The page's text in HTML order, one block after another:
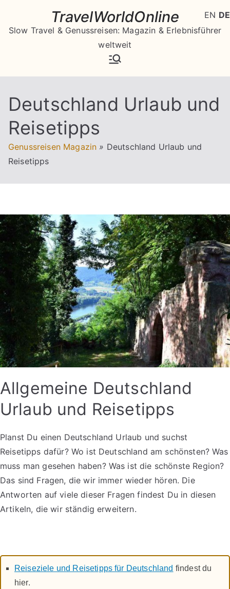
springen
TravelWorldOnline
Slow Travel & Genussreisen: Magazin & Erlebnisführer
weltweit
Deutschland Urlaub und
Reisetipps
Genussreisen Magazin » Deutschland Urlaub und
Reisetipps
Allgemeine Deutschland
Urlaub und Reisetipps
Planst Du einen Deutschland Urlaub und suchst
Reisetipps dafür? Wo ist Deutschland am schönsten? Was
muss man gesehen haben? Was ist die schönste Region?
Das sind Fragen, die wir immer wieder hören. Die
Antworten auf viele dieser Fragen findest Du in diesen
Artikeln, die wir ständig erweitern.
Reiseziele und Reisetipps für Deutschland findest du
hier.
EN DE